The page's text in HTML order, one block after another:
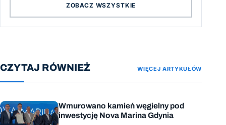
ZOBACZ WSZYSTKIE
CZYTAJ RÓWNIEŻ WIĘCEJ ARTYKUŁÓW
Wmurowano kamień węgielny pod
inwestycję Nova Marina Gdynia